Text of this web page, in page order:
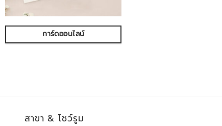
การ์ดออนไลน์
สาขา & โชว์รูม